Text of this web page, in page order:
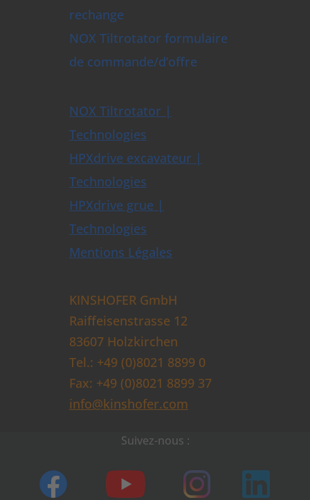
rechange
NOX Tiltrotator formulaire
de commande/d’offre
NOX Tiltrotator |
Technologies
HPXdrive excavateur |
Technologies
HPXdrive grue |
Technologies
Mentions Légales
KINSHOFER GmbH
Raiffeisenstrasse 12
83607 Holzkirchen
Tel.: +49 (0)8021 8899 0
Fax: +49 (0)8021 8899 37
info@kinshofer.com
Suivez-nous :